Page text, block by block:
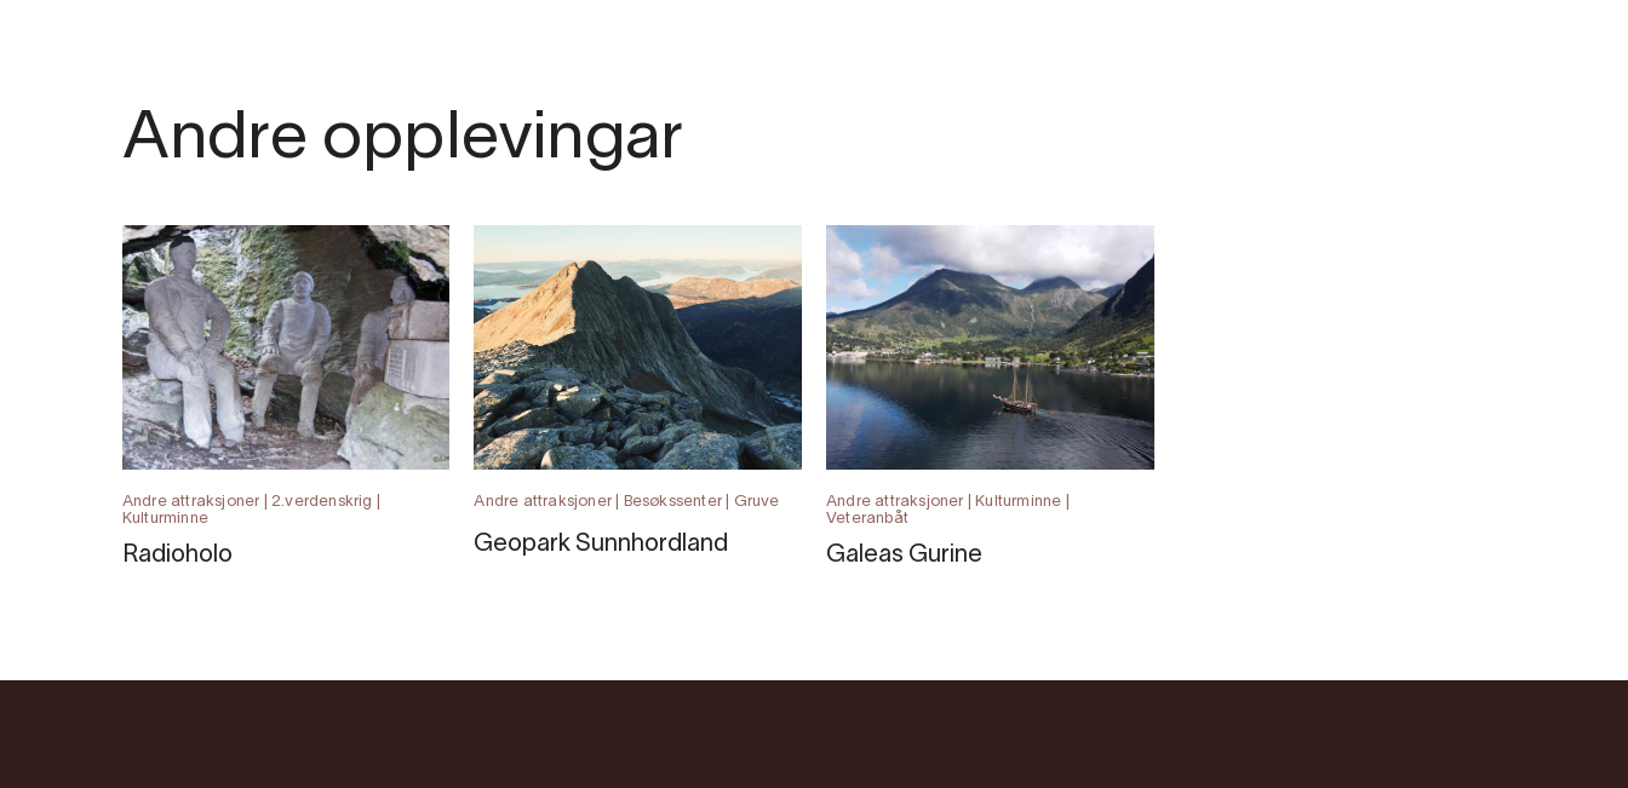
Andre opplevingar
Andre attraksjoner | 2.verdenskrig |
Kulturminne
Radioholo
Andre attraksjoner | Besøkssenter | Gruve
Geopark Sunnhordland
Andre attraksjoner | Kulturminne |
Veteranbåt
Galeas Gurine